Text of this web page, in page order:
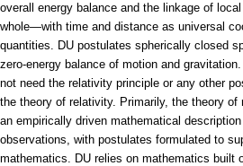
overall energy balance and the linkage of
whole—with time and distance as universal
quantities. DU postulates spherically closed
zero-energy balance of motion and
not need the relativity principle or any other
the theory of relativity. Primarily, the theory of
an empirically driven mathematical
observations, with postulates formulated to
mathematics. DU relies on mathematics built